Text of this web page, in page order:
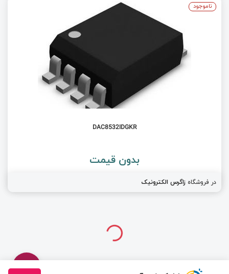
DAC8532IDGKR
بدون قیمت
در فروشگاه زاگرس الکترونیک
ناموجود